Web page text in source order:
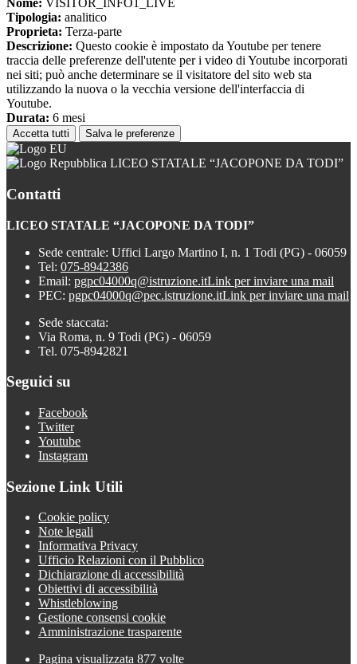
Nome: VISITOR_INFO1_LIVE
Tipologia: analitico
Proprieta: Terza-parte
Descrizione: Questo cookie è impostato da Youtube per tenere
traccia delle preferenze dell'utente per i video di Youtube incorporati
nei siti; può anche determinare se il visitatore del sito web sta
utilizzando la nuova o la vecchia versione dell'interfaccia di
Youtube.
Durata: 6 mesi
Accetta tutti Salva le preferenze
LICEO STATALE “JACOPONE DA TODI”
Contatti
LICEO STATALE “JACOPONE DA TODI”
Sede centrale: Uffici Largo Martino I, n. 1 Todi (PG) - 06059
Tel: 075-8942386
Email: pgpc04000q@istruzione.itLink per inviare una mail
PEC: pgpc04000q@pec.istruzione.itLink per inviare una mail
Sede staccata:
Via Roma, n. 9 Todi (PG) - 06059
Tel. 075-8942821
Seguici su
Facebook
Twitter
Youtube
Instagram
Sezione Link Utili
Cookie policy
Note legali
Informativa Privacy
Ufficio Relazioni con il Pubblico
Dichiarazione di accessibilità
Obiettivi di accessibilità
Whistleblowing
Gestione consensi cookie
Amministrazione trasparente
Pagina visualizzata 877 volte